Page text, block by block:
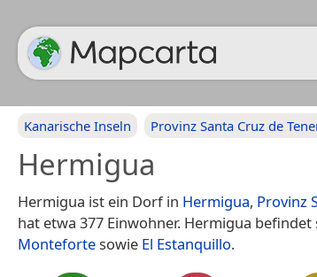
Kanarische Inseln Provinz Santa Cruz de
Hermigua
Hermigua ist ein Dorf in Hermigua, Provinz
hat etwa 377 Einwohner. Hermigua
Montefortesowie El Estanquillo.